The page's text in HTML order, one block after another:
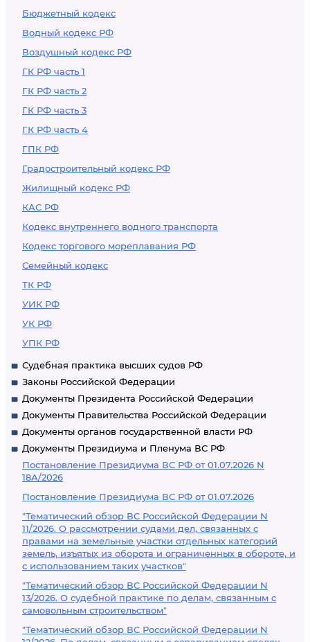
Бюджетный кодекс
Водный кодекс РФ
Воздушный кодекс РФ
ГК РФ часть 1
ГК РФ часть 2
ГК РФ часть 3
ГК РФ часть 4
ГПК РФ
Градостроительный кодекс РФ
Жилищный кодекс РФ
КАС РФ
Кодекс внутреннего водного транспорта
Кодекс торгового мореплавания РФ
Семейный кодекс
ТК РФ
УИК РФ
УК РФ
УПК РФ
Судебная практика высших судов РФ
Законы Российской Федерации
Документы Президента Российской Федерации
Документы Правительства Российской Федерации
Документы органов государственной власти РФ
Документы Президиума и Пленума ВС РФ
Постановление Президиума ВС РФ от 01.07.2026 N
18А/2026
Постановление Президиума ВС РФ от 01.07.2026
"Тематический обзор ВС Российской Федерации N
11/2026. О рассмотрении судами дел, связанных с
правами на земельные участки отдельных категорий
земель, изъятых из оборота и ограниченных в обороте, и
с использованием таких участков"
"Тематический обзор ВС Российской Федерации N
13/2026. О судебной практике по делам, связанным с
самовольным строительством"
"Тематический обзор ВС Российской Федерации N